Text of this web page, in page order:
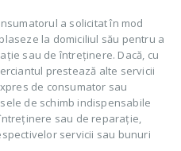
a solicitat în mod
la domiciliul său pentru a
sau de întreținere. Dacă, cu
prestează alte servicii
de consumator sau
de schimb indispensabile
sau de reparație,
servicii sau bunuri